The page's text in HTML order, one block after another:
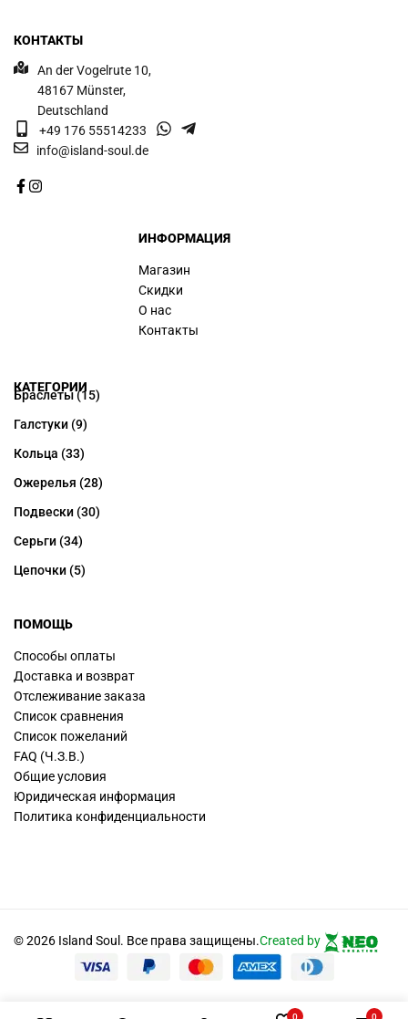
0 0
КОНТАКТЫ
An der Vogelrute 10,
48167 Münster,
Deutschland
+49 176 55514233
info@island-soul.de
ИНФОРМАЦИЯ
Магазин
Скидки
О нас
Контакты
КАТЕГОРИИ
Браслеты(15)
Галстуки (9)
Кольца (33)
Ожерелья (28)
Подвески (30)
Серьги (34)
Цепочки (5)
ПОМОЩЬ
Способы оплаты
Доставка и возврат
Отслеживание заказа
Список сравнения
Список пожеланий
FAQ (Ч.З.В.)
Общие условия
Юридическая информация
Политика конфиденциальности
© 2026 Island Soul. Все права защищены.Created by